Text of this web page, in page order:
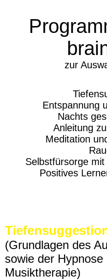
zur
Entspannung
Nachts
Anleitung
Meditation
Selbstfürsorge
Positives
(Grundlagen des
sowie der Hypnose
Musiktherapie)